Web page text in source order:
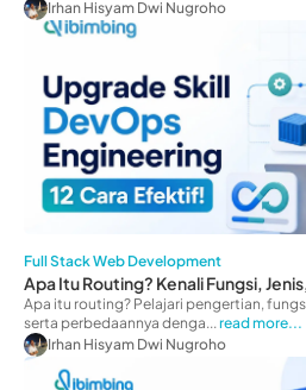
Irhan Hisyam Dwi Nugroho
Full Stack Web Development
Apa Itu Routing? Kenali Fungsi,
Apa itu routing? Pelajari pengertian,
serta perbedaannya denga... read more...
Irhan Hisyam Dwi Nugroho